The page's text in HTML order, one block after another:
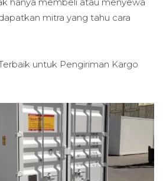
hanya membeli atau menyewa
mitra yang tahu cara
untuk Pengiriman Kargo